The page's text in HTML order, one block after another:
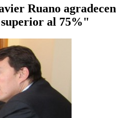
Ruano
superior al 75%"